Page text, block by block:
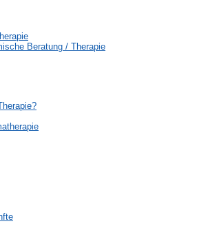
Beratung / Therapie